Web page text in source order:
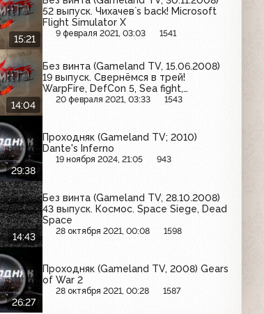
15:21
52 выпуск. Чихачев`s back! Microsoft
Flight Simulator X
9 февраля 2021, 03:03 1541
14:04
Без винта (Gameland TV, 15.06.2008)
19 выпуск. Свернёмся в трей!
WarpFire, DefCon 5, Sea fight,
Gladiatus, Остров лошадей
20 февраля 2021, 03:33 1543
29:38
Проходняк (Gameland TV; 2010)
Dante's Inferno
19 ноября 2024, 21:05 943
14:43
Без винта (Gameland TV, 28.10.2008)
43 выпуск. Космос. Space Siege, Dead
Space
28 октября 2021, 00:08 1598
26:27
Проходняк (Gameland TV, 2008) Gears
of War 2
28 октября 2021, 00:28 1587